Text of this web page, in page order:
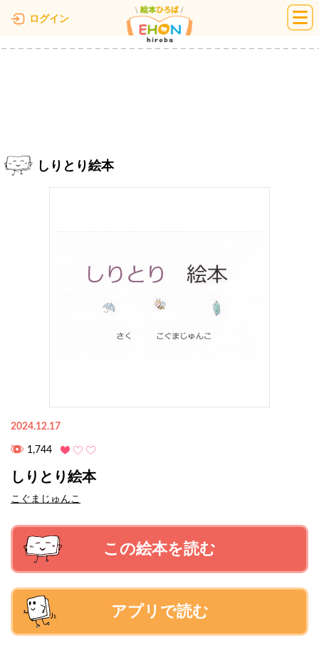
ログイン 絵本ひろば
しりとり絵本
2024.12.17
1,744
しりとり絵本
こぐまじゅんこ
この絵本を読む
アプリで読む